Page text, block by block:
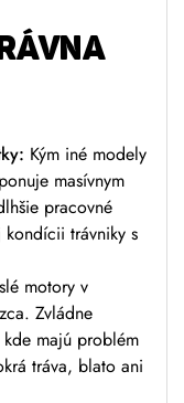
Kým iné modely
masívnym
pracovné
trávniky s
motory v
Zvládne
majú problém
tráva, blato ani